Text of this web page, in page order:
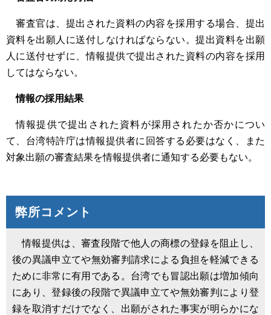
審査官は、提出された資料の内容を採用する場合、提出
資料を出願人に送付しなければならない。提出資料を出願
人に送付せずに、情報提供で提出された資料の内容を採用
してはならない。
情報の採用結果
情報提供で提出された資料が採用されたか否かについ
て、台湾特許庁は情報提供者に回答する必要はなく、また
対象出願の審査結果を情報提供者に通知する必要もない。
弊所コメント
情報提供は、審査段階で他人の商標の登録を阻止し、
後の異議申立てや無効審判請求による負担を軽減できる
ために非常に有用である。台湾でも冒認出願は増加傾向
にあり、登録後の段階で異議申立てや無効審判により登
録を取消すだけでなく、出願がされた事実が明らかにな